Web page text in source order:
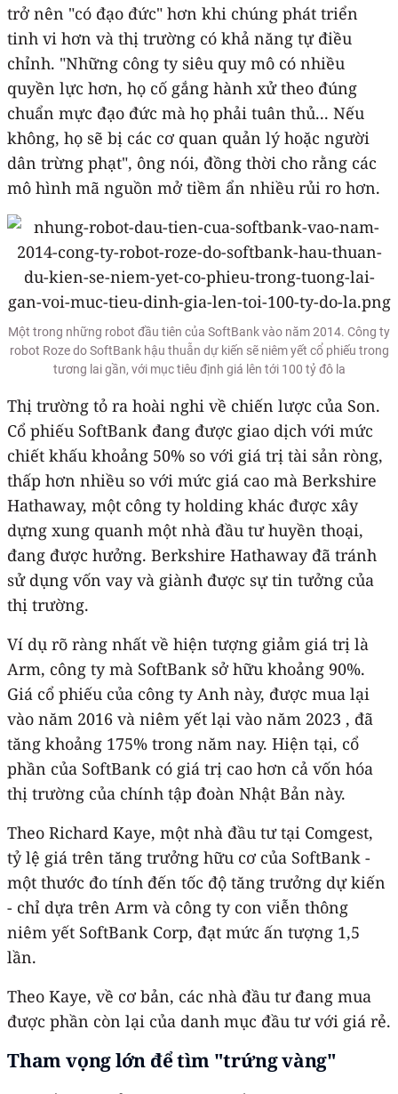
trở nên "có đạo đức" hơn khi chúng phát triển
tinh vi hơn và thị trường có khả năng tự điều
chỉnh. "Những công ty siêu quy mô có nhiều
quyền lực hơn, họ cố gắng hành xử theo đúng
chuẩn mực đạo đức mà họ phải tuân thủ... Nếu
không, họ sẽ bị các cơ quan quản lý hoặc người
dân trừng phạt", ông nói, đồng thời cho rằng các
mô hình mã nguồn mở tiềm ẩn nhiều rủi ro hơn.
Một trong những robot đầu tiên của SoftBank vào năm 2014. Công ty
robot Roze do SoftBank hậu thuẫn dự kiến ​​sẽ niêm yết cổ phiếu trong
tương lai gần, với mục tiêu định giá lên tới 100 tỷ đô la
Thị trường tỏ ra hoài nghi về chiến lược của Son.
Cổ phiếu SoftBank đang được giao dịch với mức
chiết khấu khoảng 50% so với giá trị tài sản ròng,
thấp hơn nhiều so với mức giá cao mà Berkshire
Hathaway, một công ty holding khác được xây
dựng xung quanh một nhà đầu tư huyền thoại,
đang được hưởng. Berkshire Hathaway đã tránh
sử dụng vốn vay và giành được sự tin tưởng của
thị trường.
Ví dụ rõ ràng nhất về hiện tượng giảm giá trị là
Arm, công ty mà SoftBank sở hữu khoảng 90%.
Giá cổ phiếu của công ty Anh này, được mua lại
vào năm 2016 và niêm yết lại vào năm 2023 , đã
tăng khoảng 175% trong năm nay. Hiện tại, cổ
phần của SoftBank có giá trị cao hơn cả vốn hóa
thị trường của chính tập đoàn Nhật Bản này.
Theo Richard Kaye, một nhà đầu tư tại Comgest,
tỷ lệ giá trên tăng trưởng hữu cơ của SoftBank -
một thước đo tính đến tốc độ tăng trưởng dự kiến ​​
- chỉ dựa trên Arm và công ty con viễn thông
niêm yết SoftBank Corp, đạt mức ấn tượng 1,5
lần.
Theo Kaye, về cơ bản, các nhà đầu tư đang mua
được phần còn lại của danh mục đầu tư với giá rẻ.
Tham vọng lớn để tìm "trứng vàng"